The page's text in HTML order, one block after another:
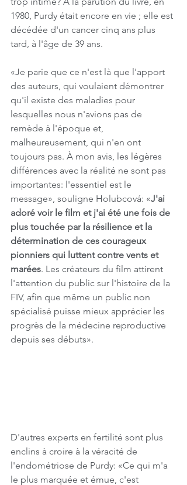
1980, Purdy était encore en vie ; elle est
décédée d'un cancer cinq ans plus
tard, à l'âge de 39 ans.
«Je parie que ce n'est là que l'apport
des auteurs, qui voulaient démontrer
qu'il existe des maladies pour
lesquelles nous n'avions pas de
remède à l'époque et,
malheureusement, qui n'en ont
toujours pas. À mon avis, les légères
différences avec la réalité ne sont pas
importantes: l'essentiel est le
message», souligne Holubcová: «J'ai
adoré voir le film et j'ai été une fois de
plus touchée par la résilience et la
détermination de ces courageux
pionniers qui luttent contre vents et
marées. Les créateurs du film attirent
l'attention du public sur l'histoire de la
FIV, afin que même un public non
spécialisé puisse mieux apprécier les
progrès de la médecine reproductive
depuis ses débuts».
D'autres experts en fertilité sont plus
enclins à croire à la véracité de
l'endométriose de Purdy: «Ce qui m'a
le plus marquée et émue, c'est